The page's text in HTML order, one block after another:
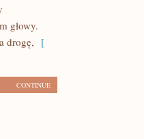
głowy.
drogę, [
CONTINUE